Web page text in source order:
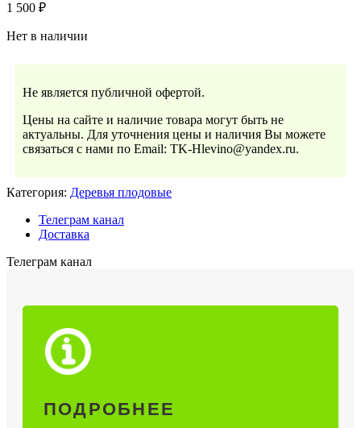
1 500 ₽
Нет в наличии
Не является публичной офертой.
Цены на сайте и наличие товара могут быть не
актуальны. Для уточнения цены и наличия Вы можете
связаться с нами по Email: TK-Hlevino@yandex.ru.
Категория: Деревья плодовые
Телеграм канал
Доставка
Телеграм канал
ПОДРОБНЕЕ